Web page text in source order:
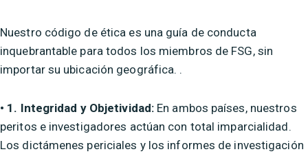
Nuestro código de ética es una guía de conducta
inquebrantable para todos los miembros de FSG, sin
importar su ubicación geográfica. .
• 1. Integridad y Objetividad: En ambos países, nuestros
peritos e investigadores actúan con total imparcialidad.
Los dictámenes periciales y los informes de investigación